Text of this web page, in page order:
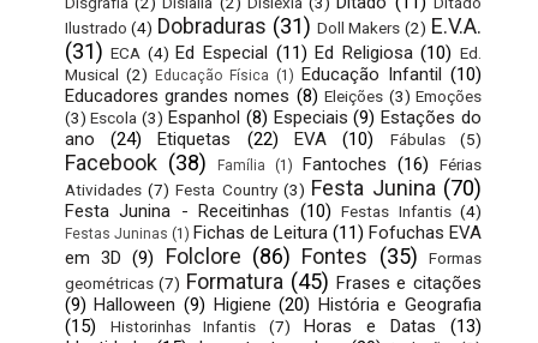
Ilustrado (4) Dobraduras (31) Doll Makers (2) E.V.A.
(31) ECA (4) Ed Especial (11) Ed Religiosa (10) Ed.
Musical (2) Educação Física (1) Educação Infantil (10)
Educadores grandes nomes (8) Eleições (3) Emoções
(3) Escola (3) Espanhol (8) Especiais (9) Estações do
ano
(24) Etiquetas (22) EVA (10) Fábulas (5)
Facebook (38) Família (1) Fantoches (16)
Férias
Atividades (7) Festa Country (3) Festa Junina (70)
Festa Junina - Receitinhas (10) Festas Infantis (4)
Festas Juninas (1) Fichas de Leitura (11) Fofuchas EVA
em 3D (9) Folclore (86) Fontes (35)
Formas
geométricas (7) Formatura (45) Frases e citações
(9) Halloween (9) Higiene (20) História e Geografia
(15)
Historinhas Infantis (7) Horas e Datas
(13)